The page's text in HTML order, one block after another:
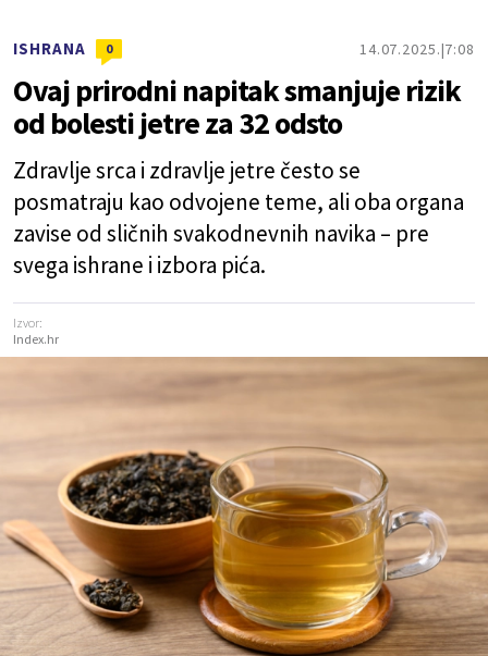
ISHRANA 0 14.07.2025. 7:08
Ovaj prirodni napitak smanjuje rizik
od bolesti jetre za 32 odsto
Zdravlje srca i zdravlje jetre često se
posmatraju kao odvojene teme, ali oba organa
zavise od sličnih svakodnevnih navika – pre
svega ishrane i izbora pića.
Izvor:
Index.hr